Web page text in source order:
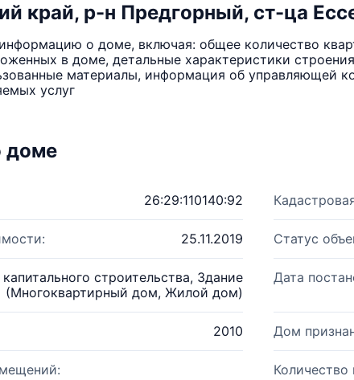
край, р-н Предгорный, ст-ца
о доме, включая: общее количество
в доме, детальные характеристики
материалы, информация об управляющей
услуг
доме
26:29:110140:92
25.11.2019 Статус
строительства, Здание
(Многоквартирный дом, Жилой дом)
Дата
2010 Дом